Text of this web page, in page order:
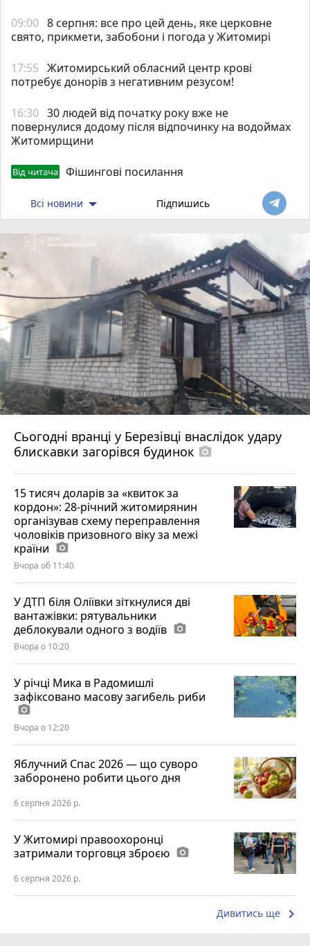
09:00 8 серпня: все про цей день, яке церковне
свято, прикмети, забобони і погода у Житомирі
17:55 Житомирський обласний центр крові
потребує донорів з негативним резусом!
16:30 30 людей від початку року вже не
повернулися додому після відпочинку на водоймах
Житомирщини
Від читача Фішингові посилання
Всі новини Підпишись
Сьогодні вранці у Березівці внаслідок удару
блискавки загорівся будинок photo_camera
15 тисяч доларів за «квиток за
кордон»: 28-річний житомирянин
організував схему переправлення
чоловіків призовного віку за межі
країни photo_camera
Вчора об 11:40
У ДТП біля Оліївки зіткнулися дві
вантажівки: рятувальники
деблокували одного з водіїв photo_camera
Вчора о 10:20
У річці Мика в Радомишлі
зафіксовано масову загибель риби
photo_camera
Вчора о 12:20
Яблучний Спас 2026 — що суворо
заборонено робити цього дня
6 серпня 2026 р.
У Житомирі правоохоронці
затримали торговця зброєю photo_camera
6 серпня 2026 р.
Дивитись ще keyboard_arrow_right